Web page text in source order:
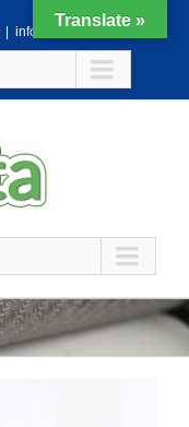
info@lineta.gr
Translate »